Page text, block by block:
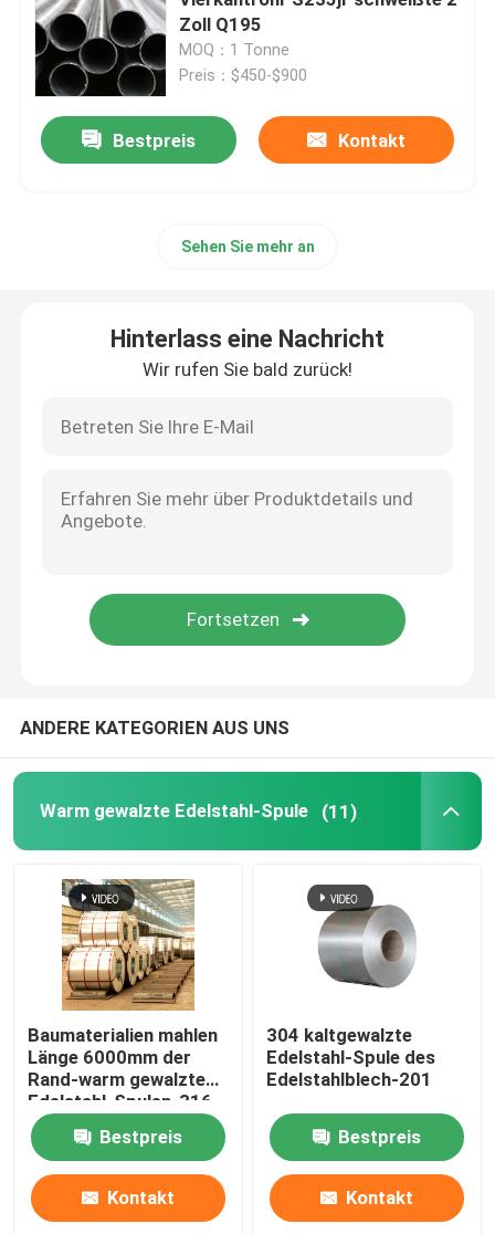
Edelstahl-Blechtafel
Geschweißtes Edelstahl-Rohr
Edelstahlstreifen
Galvanisierte Stahlspule
Edelstahl-Drahtseil
Zoll Q195
MOQ：1 Tonne
Preis：$450-$900
Bestpreis Kontakt
Sehen Sie mehr an
Hinterlass eine Nachricht
Wir rufen Sie bald zurück!
ANDERE KATEGORIEN AUS UNS
Warm gewalzte Edelstahl-Spule (11)
Baumaterialien mahlen
Länge 6000mm der
Rand-warm gewalzte
Edelstahl-Spulen-316
Bestpreis
Kontakt
304 kaltgewalzte
Edelstahl-Spule des
Edelstahlblech-201
Bestpreis
Kontakt